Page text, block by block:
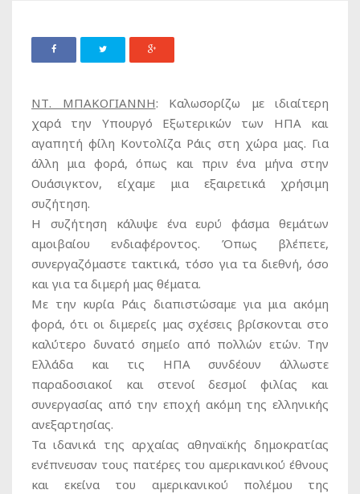
ΝΤ. ΜΠΑΚΟΓΙΑΝΝΗ: Καλωσορίζω με ιδιαίτερη
χαρά την Υπουργό Εξωτερικών των ΗΠΑ και
αγαπητή φίλη Κοντολίζα Ράις στη χώρα μας. Για
άλλη μια φορά, όπως και πριν ένα μήνα στην
Ουάσιγκτον, είχαμε μια εξαιρετικά χρήσιμη
συζήτηση.
Η συζήτηση κάλυψε ένα ευρύ φάσμα θεμάτων
αμοιβαίου ενδιαφέροντος. Όπως βλέπετε,
συνεργαζόμαστε τακτικά, τόσο για τα διεθνή, όσο
και για τα διμερή μας θέματα.
Με την κυρία Ράις διαπιστώσαμε για μια ακόμη
φορά, ότι οι διμερείς μας σχέσεις βρίσκονται στο
καλύτερο δυνατό σημείο από πολλών ετών. Την
Ελλάδα και τις ΗΠΑ συνδέουν άλλωστε
παραδοσιακοί και στενοί δεσμοί φιλίας και
συνεργασίας από την εποχή ακόμη της ελληνικής
ανεξαρτησίας.
Τα ιδανικά της αρχαίας αθηναϊκής δημοκρατίας
ενέπνευσαν τους πατέρες του αμερικανικού έθνους
και εκείνα του αμερικανικού πολέμου της